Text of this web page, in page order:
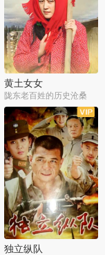
黄土女女
陇东老百姓的历史沧桑
全44集
独立纵队